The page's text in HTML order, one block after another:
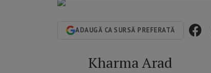
ADAUGĂ CA SURSĂ PREFERATĂ
Kharma Arad